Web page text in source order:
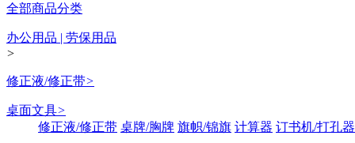
全部商品分类
办公用品 | 劳保用品
>
修正液/修正带>
桌面文具>
修正液/修正带 桌牌/胸牌 旗帜/锦旗 计算器 订书机/打孔器